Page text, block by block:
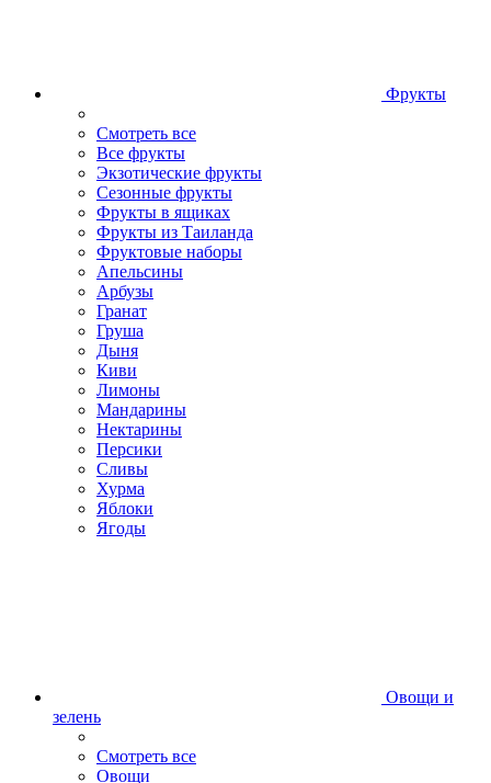
Фрукты
Смотреть все
Все фрукты
Экзотические фрукты
Сезонные фрукты
Фрукты в ящиках
Фрукты из Таиланда
Фруктовые наборы
Апельсины
Арбузы
Гранат
Груша
Дыня
Киви
Лимоны
Мандарины
Нектарины
Персики
Сливы
Хурма
Яблоки
Ягоды
Овощи и
зелень
Смотреть все
Овощи